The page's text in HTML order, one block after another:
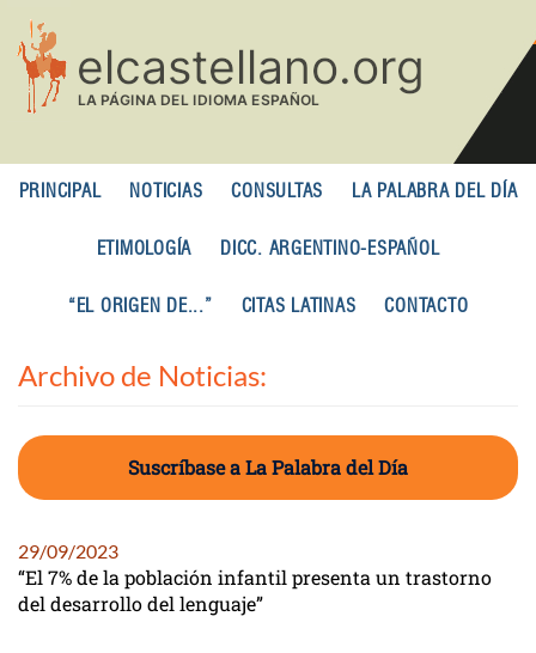
contenido
principal
PRINCIPAL NOTICIAS CONSULTAS LA PALABRA DEL DÍA
ETIMOLOGÍA DICC. ARGENTINO-ESPAÑOL
“EL ORIGEN DE...” CITAS LATINAS CONTACTO
Archivo de Noticias:
Suscríbase a La Palabra del Día
29/09/2023
“El 7% de la población infantil presenta un trastorno
del desarrollo del lenguaje”